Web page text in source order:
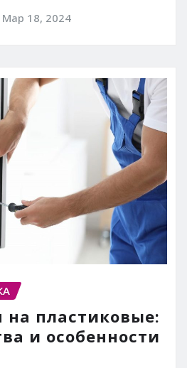
Мар 18, 2024
на пластиковые:
и особенности